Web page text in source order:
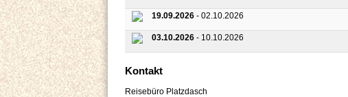
19.09.2026 - 02.10.2026
03.10.2026 - 10.10.2026
Kontakt
Reisebüro Platzdasch